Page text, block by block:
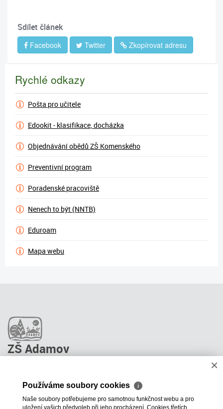
Sdílet článek
Facebook Twitter Zkopírovat adresu
Rychlé odkazy
Pošta pro učitele
Edookit - klasifikace, docházka
Objednávání obědů ZŠ Komenského
Preventivní program
Poradenské pracoviště
Nenech to být (NNTB)
Eduroam
Mapa webu
ZŠ Adamov
Stravování
ŠPP Poradenství
×
Používáme soubory cookies ℹ
Naše soubory potřebujeme pro samotnou funkčnost webu a pro
uložení vašich předvoleb při jeho procházení. Cookies třetích